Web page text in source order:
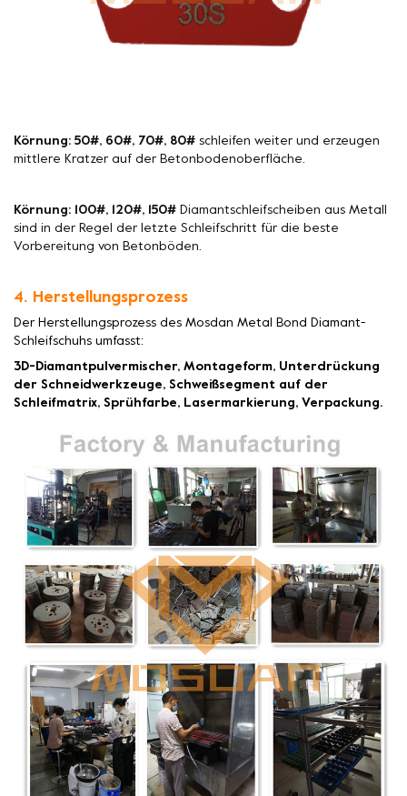
Körnung: 50#, 60#, 70#, 80# schleifen weiter und erzeugen
mittlere Kratzer auf der Betonbodenoberfläche.
Körnung: 100#, 120#, 150#
Diamantschleifscheiben aus Metall
sind in der Regel der letzte Schleifschritt für die beste
Vorbereitung von Betonböden.
4. Herstellungsprozess
Der Herstellungsprozess des Mosdan Metal Bond Diamant-
Schleifschuhs umfasst:
3D-Diamantpulvermischer, Montageform, Unterdrückung
der Schneidwerkzeuge, Schweißsegment auf der
Schleifmatrix, Sprühfarbe, Lasermarkierung, Verpackung.